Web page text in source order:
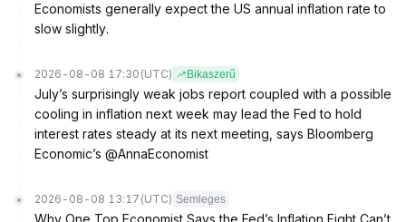
Economists generally expect the US annual inflation rate to
slow slightly.
2026-08-08 17:30 (UTC) Bikaszerű
July’s surprisingly weak jobs report coupled with a possible
cooling in inflation next week may lead the Fed to hold
interest rates steady at its next meeting, says Bloomberg
Economic’s @AnnaEconomist
2026-08-08 13:17 (UTC) Semleges
Why One Top Economist Says the Fed’s Inflation Fight Can’t